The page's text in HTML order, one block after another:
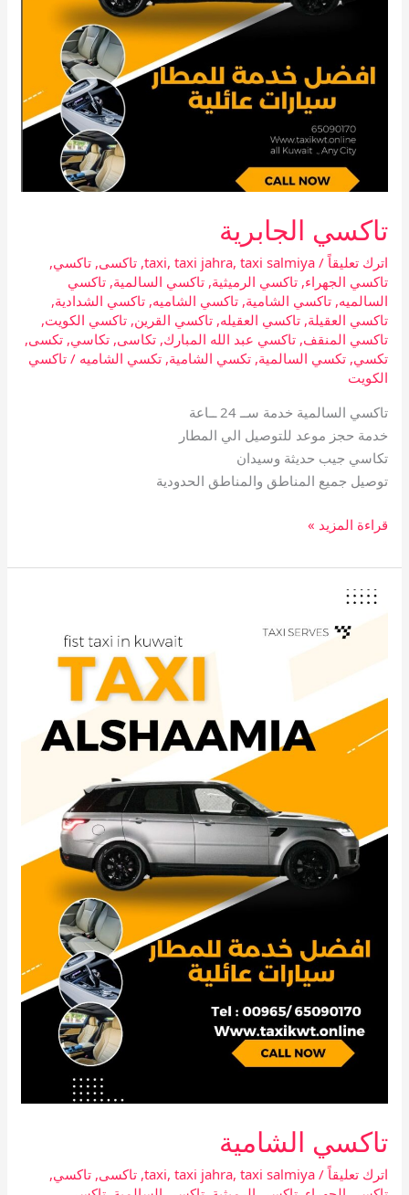
تاكسي الجابرية
اترك تعليقاً /
taxi, taxi jahra, taxi salmiya
,تاكسى,تاكسي,
تاكسي الجهراء,تاكسي الرميثية,تاكسي السالمية,تاكسي
السالميه,تاكسي الشامية,تاكسي الشاميه,تاكسي الشدادية,
تاكسي العقيلة,تاكسي العقيله,تاكسي القرين,تاكسي الكويت,
تاكسي المنقف,تاكسي عبد الله المبارك,تكاسى,تكاسي,تكسى,
تكسي,تكسي السالمية,تكسي الشامية,تكسي الشاميه /تاكسي
الكويت
تاكسي السالمية خدمة ســ 24 ــاعة
خدمة حجز موعد للتوصيل الي المطار
تكاسي جيب حديثة وسيدان
توصيل جميع المناطق والمناطق الحدودية
قراءة المزيد »
تاكسي الشامية
اترك تعليقاً /
taxi, taxi jahra, taxi salmiya
,تاكسى,تاكسي,
تاكسي
الشامية